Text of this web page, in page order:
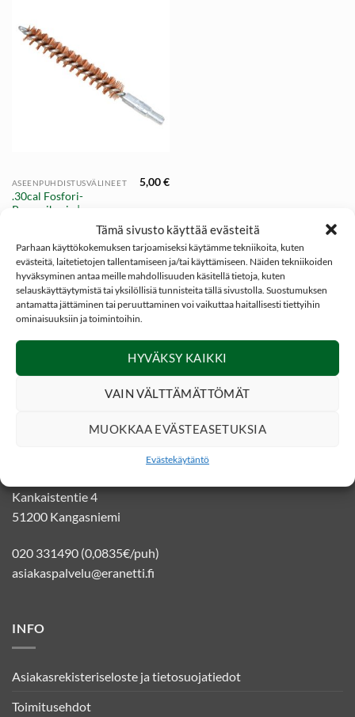
Tämä sivusto käyttää evästeitä
Parhaan käyttökokemuksen tarjoamiseksi käytämme tekniikoita, kuten
evästeitä, laitetietojen tallentamiseen ja/tai käyttämiseen. Näiden tekniikoiden
hyväksyminen antaa meille mahdollisuuden käsitellä tietoja, kuten
selauskäyttäytymistä tai yksilöllisiä tunnisteita tällä sivustolla. Suostumuksen
antamatta jättäminen tai peruuttaminen voi vaikuttaa haitallisesti tiettyihin
ominaisuuksiin ja toimintoihin.
HYVÄKSY KAIKKI
VAIN VÄLTTÄMÄTTÖMÄT
MUOKKAA EVÄSTEASETUKSIA
Evästekäytäntö
ASEENPUHDISTUSVÄLINEET
.30cal Fosfori-
Pronssiharja |
NITEforce Phosphor
5,00€
YHTEYSTIEDOT
Kankaistentie 4
51200 Kangasniemi
020 331490 (0,0835€/puh)
asiakaspalvelu@eranetti.fi
INFO
Asiakasrekisteriseloste ja tietosuojatiedot
Toimitusehdot